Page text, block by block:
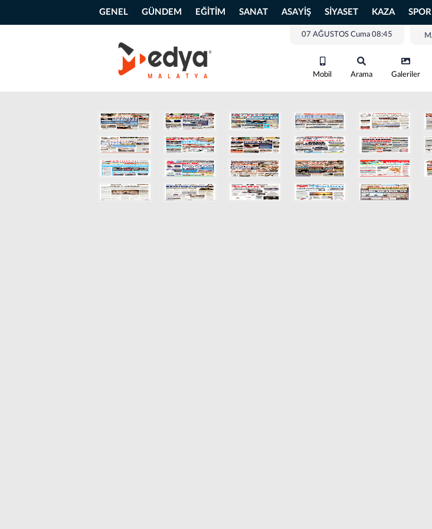
GENEL GÜNDEM EĞİTİM SANAT ASAYİŞ SİYASET KAZA SPOR
07 AĞUSTOS Cuma 08:45
Mobil Arama Galeriler